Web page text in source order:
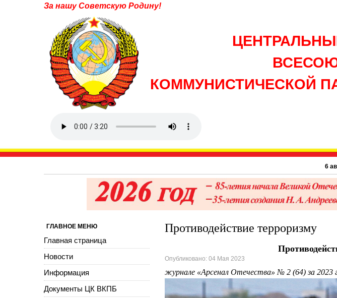
За нашу Советскую Родину!
КОММУНИСТИЧЕСКОЙ
6 августа 1945 г.
Противодействие терроризму
Опубликовано: 04 Мая 2023
журнале «Арсенал Отечества» № 2 (64) за 2023
ГЛАВНОЕ МЕНЮ
Главная страница
Новости
Информация
Документы ЦК ВКПБ